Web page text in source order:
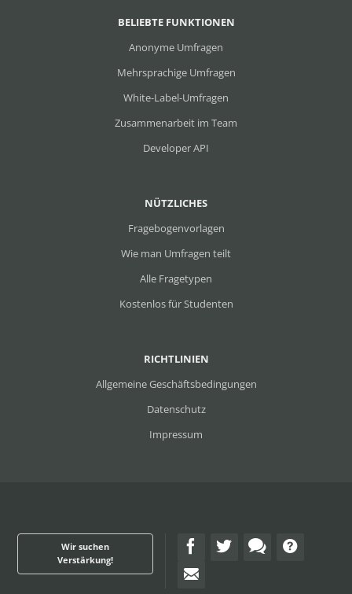
RICHTLINIEN
Allgemeine Geschäftsbedingungen
Datenschutz
Impressum
NÜTZLICHES
Fragebogenvorlagen
Wie man Umfragen teilt
Alle Fragetypen
Kostenlos für Studenten
BELIEBTE FUNKTIONEN
Anonyme Umfragen
Mehrsprachige Umfragen
White-Label-Umfragen
Zusammenarbeit im Team
Developer API
Wir suchen
Verstärkung!